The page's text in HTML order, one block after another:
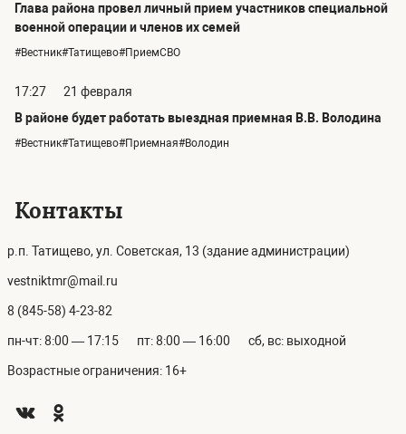
Глава района провел личный прием участников специальной
военной операции и членов их семей
#Вестник#Татищево#ПриемСВО
17:27
21 февраля
В районе будет работать выездная приемная В.В. Володина
#Вестник#Татищево#Приемная#Володин
Контакты
р.п. Татищево, ул. Советская, 13 (здание администрации)
vestniktmr@mail.ru
8 (845-58) 4-23-82
пн-чт: 8:00 — 17:15 пт: 8:00 — 16:00 сб, вс: выходной
Возрастные ограничения: 16+